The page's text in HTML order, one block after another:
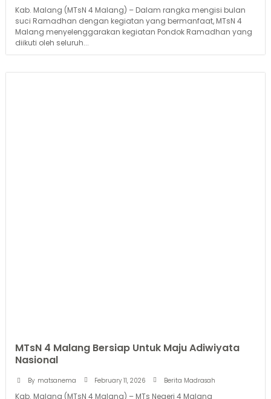
Kab. Malang (MTsN 4 Malang) – Dalam rangka mengisi bulan
suci Ramadhan dengan kegiatan yang bermanfaat, MTsN 4
Malang menyelenggarakan kegiatan Pondok Ramadhan yang
diikuti oleh seluruh...
MTsN 4 Malang Bersiap Untuk Maju Adiwiyata
Nasional
By matsanema February 11, 2026 Berita Madrasah
Kab. Malang (MTsN 4 Malang) – MTs Negeri 4 Malang